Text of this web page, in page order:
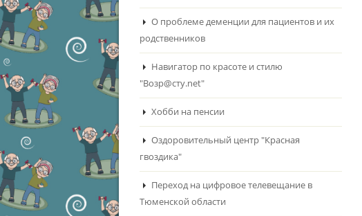
О проблеме деменции для пациентов и их
родственников
Навигатор по красоте и стилю
"Возр@сту.net"
Хобби на пенсии
Оздоровительный центр "Красная
гвоздика"
Переход на цифровое телевещание в
Тюменской области